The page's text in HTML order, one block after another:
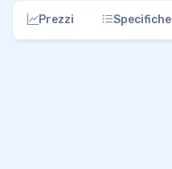
Prezzi Specifiche